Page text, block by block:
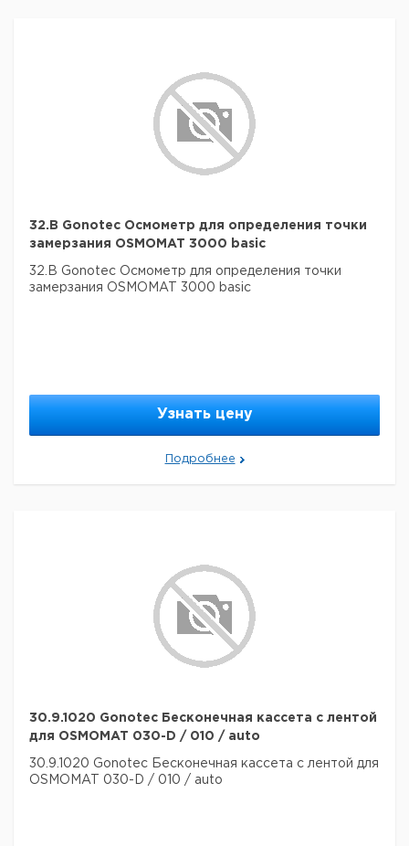
32.B Gonotec Осмометр для определения точки
замерзания OSMOMAT 3000 basic
32.B Gonotec Осмометр для определения точки
замерзания OSMOMAT 3000 basic
Узнать цену
Подробнее
30.9.1020 Gonotec Бесконечная кассета с лентой
для OSMOMAT 030-D / 010 / auto
30.9.1020 Gonotec Бесконечная кассета с лентой для
OSMOMAT 030-D / 010 / auto